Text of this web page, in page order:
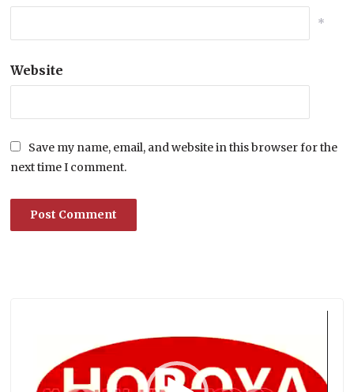
*
Website
Save my name, email, and website in this browser for the
next time I comment.